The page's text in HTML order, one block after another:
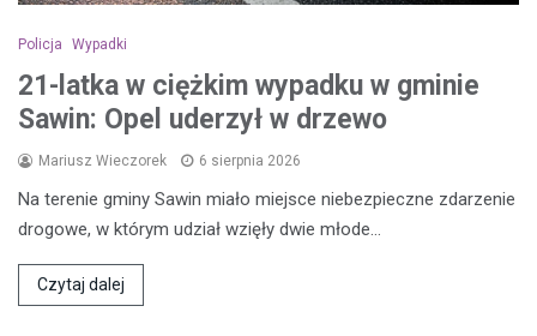
Policja Wypadki
21-latka w ciężkim wypadku w gminie
Sawin: Opel uderzył w drzewo
Mariusz Wieczorek 6 sierpnia 2026
Na terenie gminy Sawin miało miejsce niebezpieczne zdarzenie
drogowe, w którym udział wzięły dwie młode…
Czytaj dalej